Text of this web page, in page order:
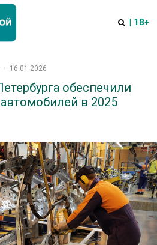
| 18+
· 16.01.2026
обеспечили
в 2025